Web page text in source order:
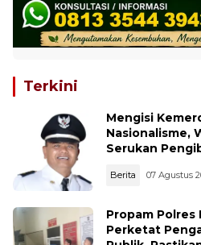
Terkini
Mengisi
Nasionalisme,
Serukan
Berita 07 Agustus
Propam
Perketat